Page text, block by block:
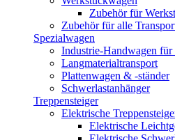
Zubehör für
Zubehör für alle
Spezialwagen
Industrie-Handwagen
Langmaterialtransport
Plattenwagen & -ständer
Schwerlastanhänger
Treppensteiger
Elektrische
Elektrische